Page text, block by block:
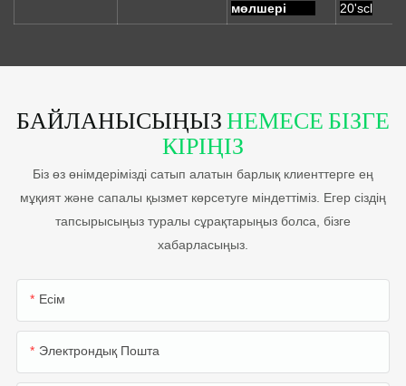
мөлшері
20'scl
БАЙЛАНЫСЫҢЫЗНЕМЕСЕ БІЗГЕ
КІРІҢІЗ
Біз өз өнімдерімізді сатып алатын барлық клиенттерге ең
мұқият және сапалы қызмет көрсетуге міндеттіміз. Егер сіздің
тапсырысыңыз туралы сұрақтарыңыз болса, бізге
хабарласыңыз.
Есім
Электрондық Пошта